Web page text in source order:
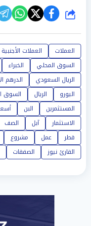
شارك
العملات العملات الأجنبية
السوق المحلي
الخبراء
الريال السعودي
الدرهم
اليورو
الريال السوق
المستثمرين
البن
الاستثمار
آبل الصف
قطر
عمل مشروع
القارئ نيوز
الصفقات